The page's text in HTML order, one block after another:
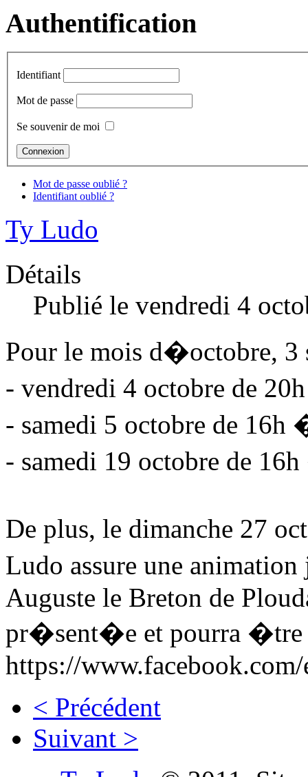
Authentification
Identifiant
Mot de passe
Se souvenir de moi
Mot de passe oublié ?
Identifiant oublié ?
Ty Ludo
Détails
Publié le vendredi 4
Pour le mois d�octobre, 3
- vendredi 4 octobre de
- samedi 5 octobre de 16h
- samedi 19 octobre de
De plus, le dimanche 27
Ludo assure une
Auguste le Breton de
pr�sent�e et pourra
https://
< Précédent
Suivant >